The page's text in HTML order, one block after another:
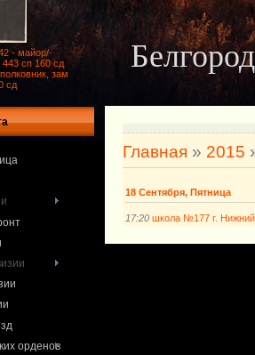
- майор/
443 сп 160 сд
зам
сд
орденов
Главная » 2015
18 Сентября, Пятница
17:20 школа №177 г.